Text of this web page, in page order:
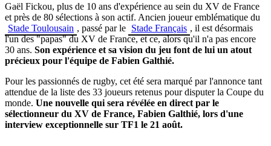
Gaël Fickou, plus de 10 ans d'expérience au sein du XV de France
et près de 80 sélections à son actif. Ancien joueur emblématique du
Stade Toulousain , passé par le Stade Français , il est désormais
l'un des "papas" du XV de France, et ce, alors qu'il n'a pas encore
30 ans. Son expérience et sa vision du jeu font de lui un atout
précieux pour l'équipe de Fabien Galthié.
Pour les passionnés de rugby, cet été sera marqué par l'annonce tant
attendue de la liste des 33 joueurs retenus pour disputer la Coupe du
monde. Une nouvelle qui sera révélée en direct par le
sélectionneur du XV de France, Fabien Galthié, lors d'une
interview exceptionnelle sur TF1 le 21 août.